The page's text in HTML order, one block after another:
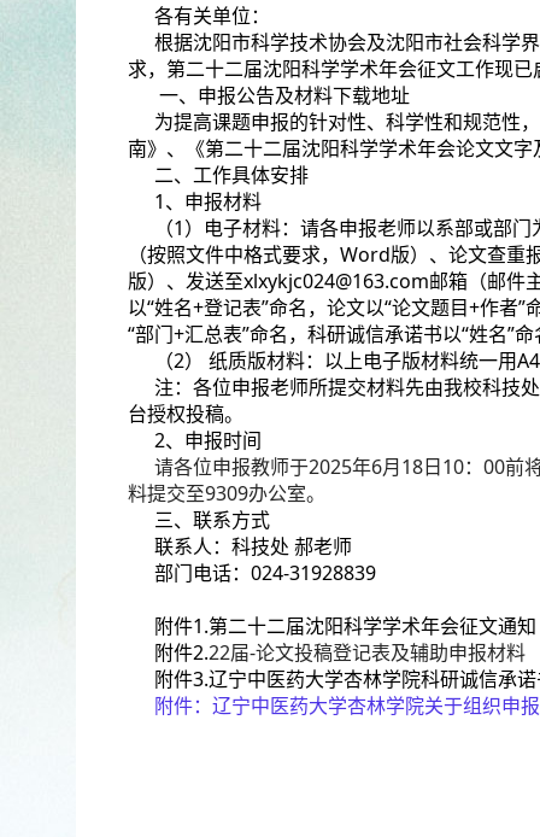
各有关单位：
根据沈阳市科学技术协会及沈阳市社会科学
求，第二十二届沈阳科学学术年会征文工作现
一、申报公告及材料下载地址
为提高课题申报的针对性、科学性和规范性
南》、《第二十二届沈阳科学学术年会论文文
二、工作具体安排
1、申报材料
（1）电子材料：请各申报老师以系部或部
（按照文件中格式要求，Word版）、论文查
版）、发送至xlxykjc024@163.com邮箱（邮件
以“姓名+登记表”命名，论文以“论文题目+作者
“部门+汇总表”命名，科研诚信承诺书以“姓名”
（2） 纸质版材料：以上电子版材料统一用
注：各位申报老师所提交材料先由我校科技
台授权投稿。
2、申报时间
请各位申报教师于2025年6月18日10：00前
料提交至9309办公室。
三、联系方式
联系人：科技处 郝老师
部门电话：024-31928839
附件1.第二十二届沈阳科学学术年会征文通知
附件2.22届-论文投稿登记表及辅助申报材料
附件3.辽宁中医药大学杏林学院科研诚信承
附件： 辽宁中医药大学杏林学院关于组织申